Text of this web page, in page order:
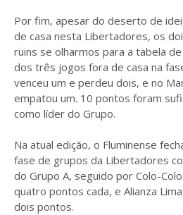
Por fim, apesar do deserto de
de casa nesta Libertadores, os
ruins se olharmos para a tabela
dos três jogos fora de casa na
venceu um e perdeu dois, e no
empatou um. 10 pontos foram
como líder do Grupo.
Na atual edição, o Fluminense
fase de grupos da Libertadores
do Grupo A, seguido por Colo-
quatro pontos cada, e Alianza
dois pontos.